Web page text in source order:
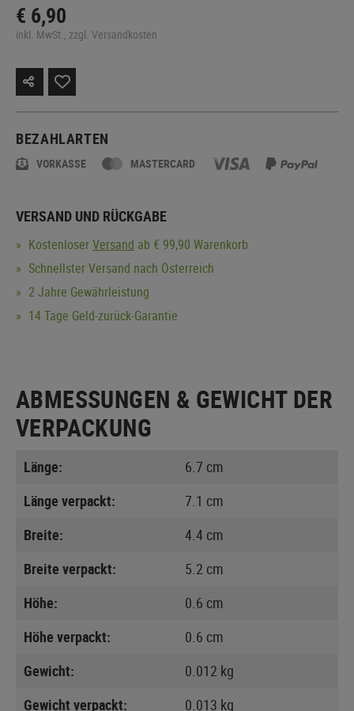
€ 6,90
inkl. MwSt., zzgl. Versandkosten
BEZAHLARTEN
VORKASSE MASTERCARD
VERSAND UND RÜCKGABE
KostenloserVersand ab € 99,90 Warenkorb
Schnellster Versand nach Österreich
2 Jahre Gewährleistung
14 Tage Geld-zurück-Garantie
ABMESSUNGEN & GEWICHT DER
VERPACKUNG
Länge:
6.7 cm
Länge verpackt:
7.1 cm
Breite:
4.4 cm
Breite verpackt:
5.2 cm
Höhe:
0.6 cm
Höhe verpackt:
0.6 cm
Gewicht:
0.012 kg
Gewicht verpackt:
0.013 kg